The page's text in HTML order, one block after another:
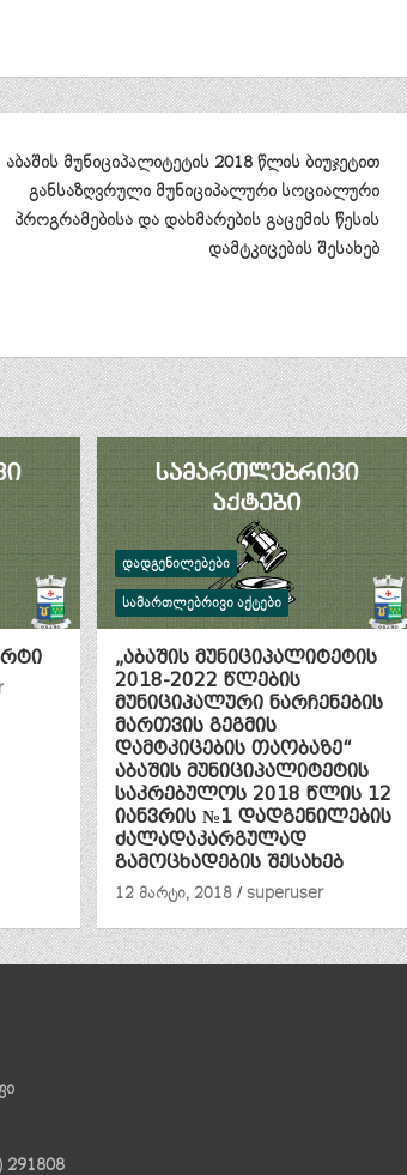
აბაშის მუნიციპალიტეტის 2018 წლის ბიუჯეტით
განსაზღვრული მუნიციპალური სოციალური
პროგრამებისა და დახმარების გაცემის წესის
დამტკიცების შესახებ
ᲓᲐᲓᲒᲔᲜᲘᲚᲔᲑᲔᲑᲘ
ᲡᲐᲛᲐᲠᲗᲚᲔᲑᲠᲘᲕᲘ ᲐᲥᲢᲔᲑᲘ
„აბაშის მუნიციპალიტეტის
2018-2022 წლების
მუნიციპალური ნარჩენების
მართვის გეგმის
დამტკიცების თაობაზე“
აბაშის მუნიციპალიტეტის
საკრებულოს 2018 წლის 12
იანვრის №1 დადგენილების
ძალადაკარგულად
გამოცხადების შესახებ
12 მარტი, 2018
superuser
291808